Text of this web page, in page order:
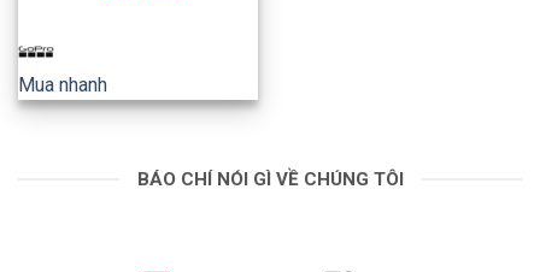
Mua nhanh
BÁO CHÍ NÓI GÌ VỀ CHÚNG TÔI